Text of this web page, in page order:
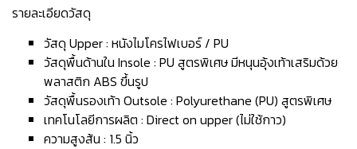
รายละเอียดวัสดุ
วัสดุ Upper : หนังไมโครไฟเบอร์ / PU
วัสดุพื้นด้านใน Insole : PU สูตรพิเศษ มีหนุนอุ้งเท้าเสริมด้วย
พลาสติก ABS ขึ้นรูป
วัสดุพื้นรองเท้า Outsole : Polyurethane (PU) สูตรพิเศษ
เทคโนโลยีการผลิต : Direct on upper (ไม่ใช้กาว)
ความสูงส้น : 1.5 นิ้ว